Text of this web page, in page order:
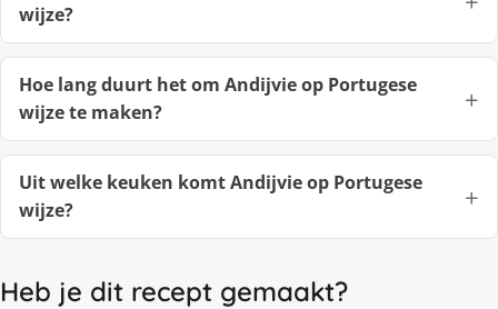
wijze?
Hoe lang duurt het om Andijvie op Portugese
wijze te maken?
Uit welke keuken komt Andijvie op Portugese
wijze?
Heb je dit recept gemaakt?